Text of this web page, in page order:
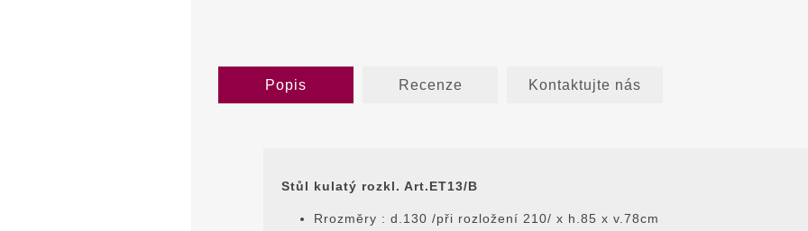
Popis Recenze Kontaktujte nás
Stůl kulatý rozkl. Art.ET13/B
Rrozmĕry : d.130 /při rozložení 210/ x h.85 x v.78cm